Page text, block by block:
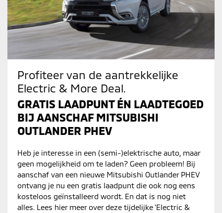
Profiteer van de aantrekkelijke
Electric & More Deal.
GRATIS LAADPUNT ÉN LAADTEGOED
BIJ AANSCHAF MITSUBISHI
OUTLANDER PHEV
Heb je interesse in een (semi-)elektrische auto, maar
geen mogelijkheid om te laden? Geen probleem! Bij
aanschaf van een nieuwe Mitsubishi Outlander PHEV
ontvang je nu een gratis laadpunt die ook nog eens
kosteloos geïnstalleerd wordt. En dat is nog niet
alles. Lees hier meer over deze tijdelijke 'Electric &